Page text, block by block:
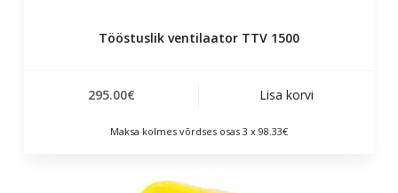
Tööstuslik ventilaator TTV 1500
295.00€ Lisa korvi
Maksa kolmes võrdses osas 3 x 98.33€